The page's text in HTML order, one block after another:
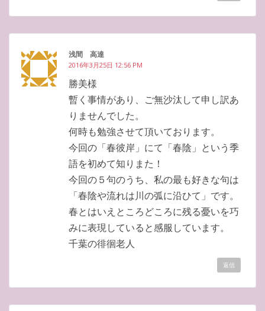
浅間 高達
2016年3月25日 12:56 PM
勝美様
暫く事情があり、ご無沙汰して申し訳あ
りませんでした。
何時も勉強させて頂いております。
今回の「春彼岸」にて「春陰」という季
語を初めて知りまた！
今回の５句のうち、私の最も好きな句は
「春陰や流れは川の弧に沿ひて」です。
春とはいえところどころに残る憂いを巧
みに表現していると感服しています。
千葉の徘徊老人
返信